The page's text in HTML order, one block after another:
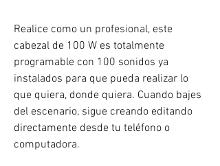
Realice como un profesional, este
cabezal de 100 W es totalmente
programable con 100 sonidos ya
instalados para que pueda realizar lo
que quiera, donde quiera. Cuando bajes
del escenario, sigue creando editando
directamente desde tu teléfono o
computadora.